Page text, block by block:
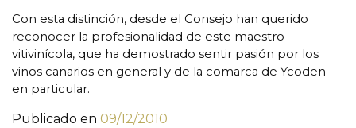
Con esta distinción, desde el Consejo han querido
reconocer la profesionalidad de este maestro
vitivinícola, que ha demostrado sentir pasión por los
vinos canarios en general y de la comarca de Ycoden
en particular.
Publicado en 09/12/2010